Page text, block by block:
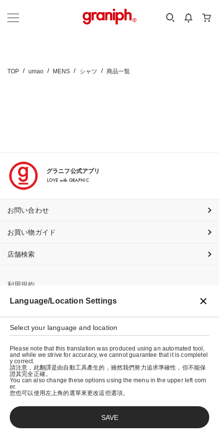
カテゴリーから探す
TOP umao MENS シャツ 商品一覧
グラニフ公式アプリ
LOVE with GRAPHIC
お問い合わせ
お買い物ガイド
店舗検索
利用規約
プライバシーポリシー
特定商取引法に基づく表示
会社概要
© graniph inc.
Language/Location Settings
Select your language and location
Please note that this translation was produced using an automated tool,
and while we strive for accuracy, we cannot guarantee that it is completel
y correct.
請注意，此翻譯是由自動工具產生的，雖然我們努力追求準確性，但不能保
證其完全正確。
You can also change these options using the menu in the upper left corn
er.
您也可以使用左上角的選單來更改這些選項。
SAVE